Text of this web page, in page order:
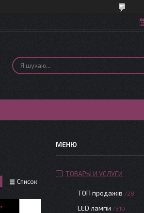
Список
ТОВАРЫ И УСЛУГИ
ТОП продажів 28
LED лампи 310